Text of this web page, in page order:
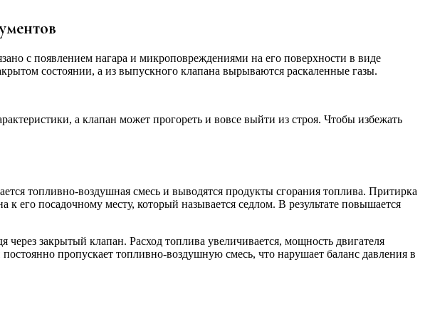
с появлением нагара и микроповреждениями на его поверхности в виде
состоянии, а из выпускного клапана вырываются раскаленные газы.
а клапан может прогореть и вовсе выйти из строя. Чтобы избежать
топливно-воздушная смесь и выводятся продукты сгорания топлива. Притирка
его посадочному месту, который называется седлом. В результате повышается
закрытый клапан. Расход топлива увеличивается, мощность двигателя
пропускает топливно-воздушную смесь, что нарушает баланс давления в